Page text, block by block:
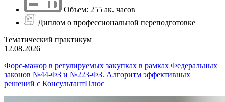
Объем: 255 ак. часов
Диплом о профессиональной переподготовке
Тематический практикум
12.08.2026
Форс-мажор в регулируемых закупках в рамках Федеральных
законов №44-ФЗ и №223-ФЗ. Алгоритм эффективных
решений с КонсультантПлюс